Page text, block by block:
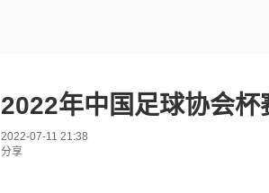
2022年中国足球协会
2022-07-11 21:38
分享